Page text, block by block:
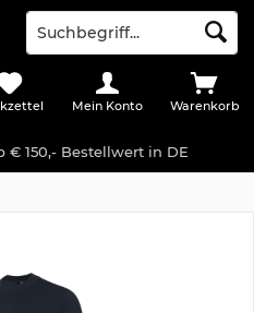
€ 150,- Bestellwert in DE
Warenkorb
Mein Konto